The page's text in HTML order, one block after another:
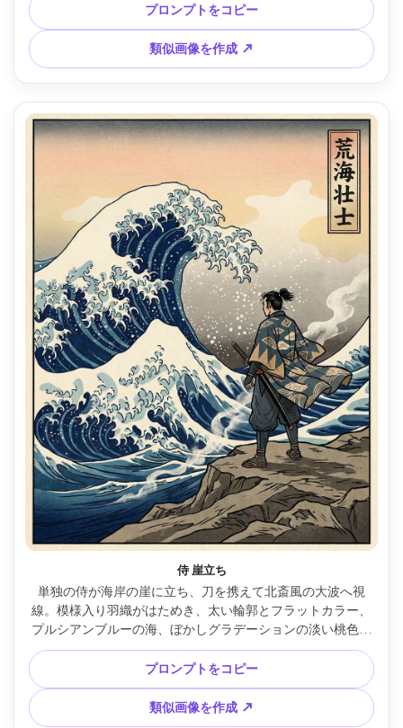
的緊張、85mmレンズ、浅い被写界深度、柔らかなシネマラ
イティング --ar 4:5
プロンプトをコピー
類似画像を作成 ↗
侍 崖立ち
単独の侍が海岸の崖に立ち、刀を携えて北斎風の大波へ視
線。模様入り羽織がはためき、太い輪郭とフラットカラー、
プルシアンブルーの海、ぼかしグラデーションの淡い桃色の
夜明け、霧のスプレー、伝統的な題字パネル、決意の雰囲
気、85mmレンズ、浅い被写界深度、柔らかい映画照明 --ar
4:5
プロンプトをコピー
類似画像を作成 ↗